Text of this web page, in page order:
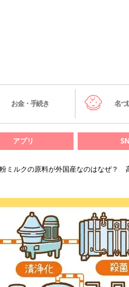
お金・手続き 名づ
アプリ
ミルクの原料が外国産なのはなぜ？